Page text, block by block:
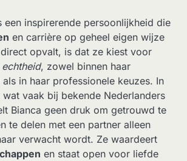
een inspirerende persoonlijkheid die
en carrière op geheel eigen wijze
opvalt, is dat ze kiest voor
, zowel binnen haar
in haar professionele keuzes. In
vaak bij bekende Nederlanders
Bianca geen druk om getrouwd te
te delen met een partner alleen
verwacht wordt. Ze waardeert
en staat open voor liefde